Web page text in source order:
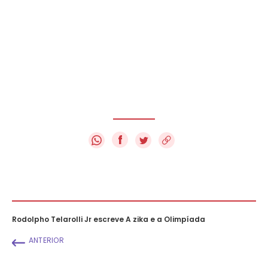
f
Rodolpho Telarolli Jr escreve A zika e a Olimpíada
ANTERIOR